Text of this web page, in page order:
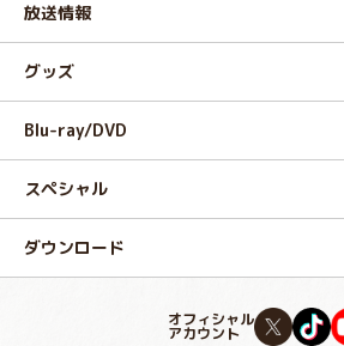
放送情報
グッズ
Blu-ray/DVD
スペシャル
ダウンロード
オフィシャル
アカウント